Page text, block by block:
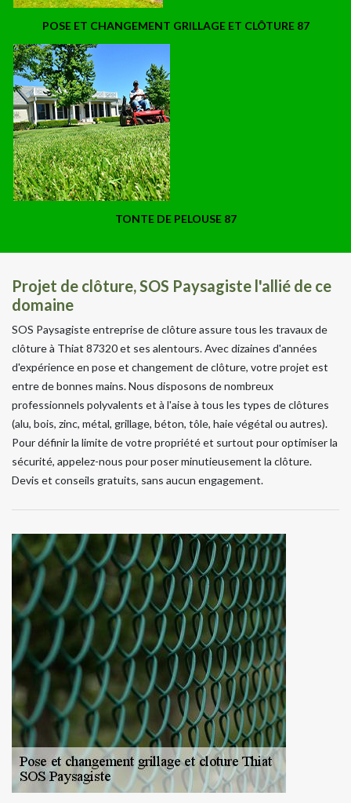
POSE ET CHANGEMENT GRILLAGE ET CLÔTURE 87
TONTE DE PELOUSE 87
Projet de clôture, SOS Paysagiste l'allié de ce
domaine
SOS Paysagiste entreprise de clôture assure tous les travaux de
clôture à Thiat 87320 et ses alentours. Avec dizaines d'années
d'expérience en pose et changement de clôture, votre projet est
entre de bonnes mains. Nous disposons de nombreux
professionnels polyvalents et à l'aise à tous les types de clôtures
(alu, bois, zinc, métal, grillage, béton, tôle, haie végétal ou autres).
Pour définir la limite de votre propriété et surtout pour optimiser la
sécurité, appelez-nous pour poser minutieusement la clôture.
Devis et conseils gratuits, sans aucun engagement.